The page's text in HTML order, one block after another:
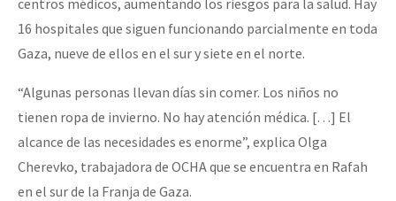
16 hospitales que siguen funcionando parcialmente en toda
Gaza, nueve de ellos en el sur y siete en el norte.
“Algunas personas llevan días sin comer. Los niños no
tienen ropa de invierno. No hay atención médica. […] El
alcance de las necesidades es enorme”, explica Olga
Cherevko, trabajadora de OCHA que se encuentra en Rafah
en el sur de la Franja de Gaza.